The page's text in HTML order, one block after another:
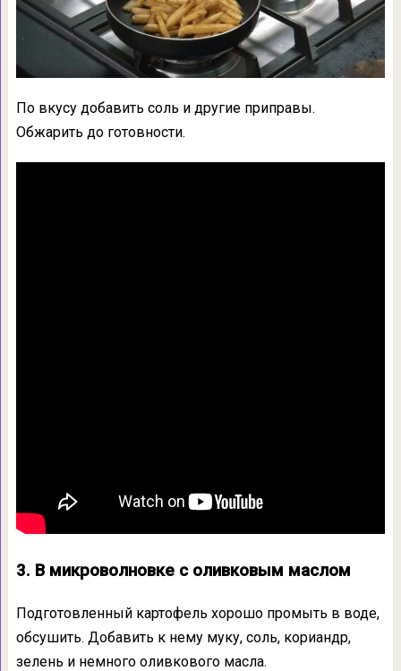
По вкусу добавить соль и другие приправы.
Обжарить до готовности.
3. В микроволновке с оливковым маслом
Подготовленный картофель хорошо промыть в воде,
обсушить. Добавить к нему муку, соль, кориандр,
зелень и немного оливкового масла.